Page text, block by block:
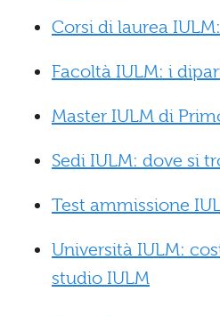
Corsi di laurea
Facoltà IULM: i
Master IULM di
Sedi IULM: dove si
Test ammissione
Università IULM:
studio IULM